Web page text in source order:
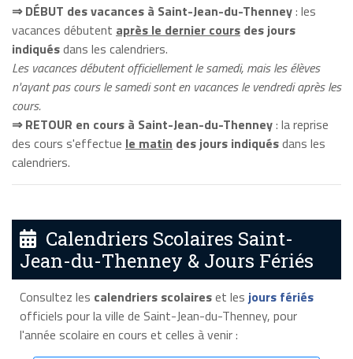
⇒ DÉBUT des vacances à Saint-Jean-du-Thenney: les
vacances débutent après le dernier cours des jours
indiquésdans les calendriers.
Les vacances débutent officiellement le samedi, mais les élèves
n'ayant pas cours le samedi sont en vacances le vendredi après les
cours.
⇒ RETOUR en cours à Saint-Jean-du-Thenney: la reprise
des cours s'effectue le matin des jours indiquésdans les
calendriers.
Calendriers Scolaires Saint-
Jean-du-Thenney & Jours Fériés
Consultez les calendriers scolaireset les jours fériés
officiels pour la ville de Saint-Jean-du-Thenney, pour
l'année scolaire en cours et celles à venir :